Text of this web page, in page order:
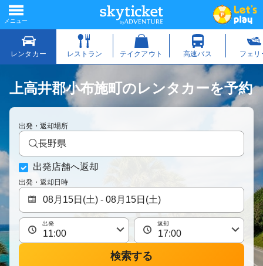
上高井郡小布施町のレンタカーを予約
出発・返却場所
長野県
出発店舗へ返却
出発・返却日時
出発 返却
検索する